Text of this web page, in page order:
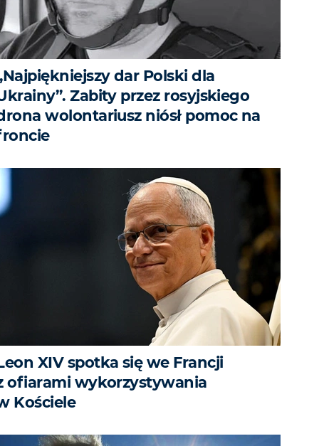
dar Polski dla
Zabity przez rosyjskiego
wolontariusz niósł pomoc na
XIV spotka się we Francji
ofiarami wykorzystywania
Kościele